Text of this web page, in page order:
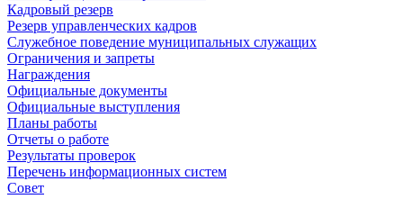
Кадровый резерв
Резерв управленческих кадров
Служебное поведение муниципальных служащих
Ограничения и запреты
Награждения
Официальные документы
Официальные выступления
Планы работы
Отчеты о работе
Результаты проверок
Перечень информационных систем
Совет